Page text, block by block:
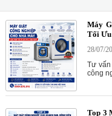
Máy
Tối
28/07/
Tư
công
Top 3